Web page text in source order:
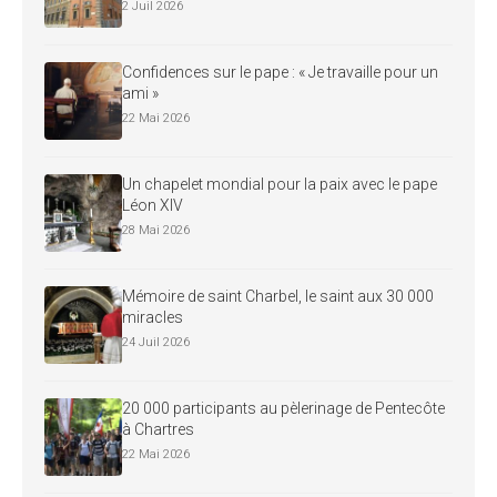
2 Juil 2026
Confidences sur le pape : « Je travaille pour un
ami »
22 Mai 2026
Un chapelet mondial pour la paix avec le pape
Léon XIV
28 Mai 2026
Mémoire de saint Charbel, le saint aux 30 000
miracles
24 Juil 2026
20 000 participants au pèlerinage de Pentecôte
à Chartres
22 Mai 2026